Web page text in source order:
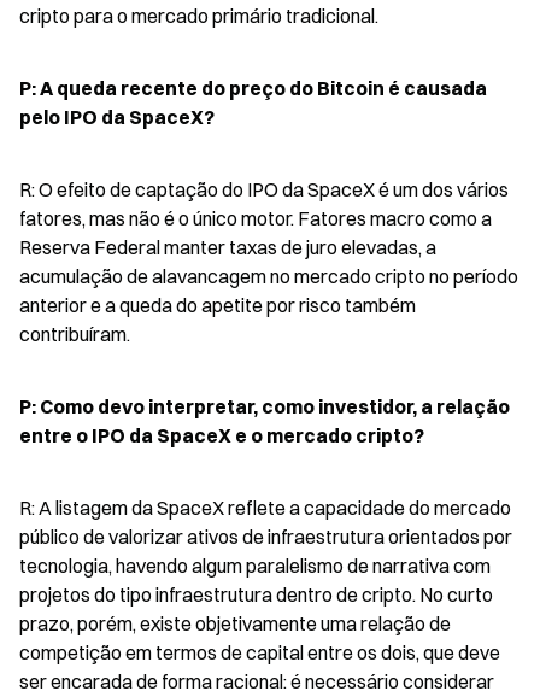
cripto para o mercado primário tradicional.
P: A queda recente do preço do Bitcoin é causada
pelo IPO da SpaceX?
R: O efeito de captação do IPO da SpaceX é um dos vários
fatores, mas não é o único motor. Fatores macro como a
Reserva Federal manter taxas de juro elevadas, a
acumulação de alavancagem no mercado cripto no período
anterior e a queda do apetite por risco também
contribuíram.
P: Como devo interpretar, como investidor, a relação
entre o IPO da SpaceX e o mercado cripto?
R: A listagem da SpaceX reflete a capacidade do mercado
público de valorizar ativos de infraestrutura orientados por
tecnologia, havendo algum paralelismo de narrativa com
projetos do tipo infraestrutura dentro de cripto. No curto
prazo, porém, existe objetivamente uma relação de
competição em termos de capital entre os dois, que deve
ser encarada de forma racional: é necessário considerar